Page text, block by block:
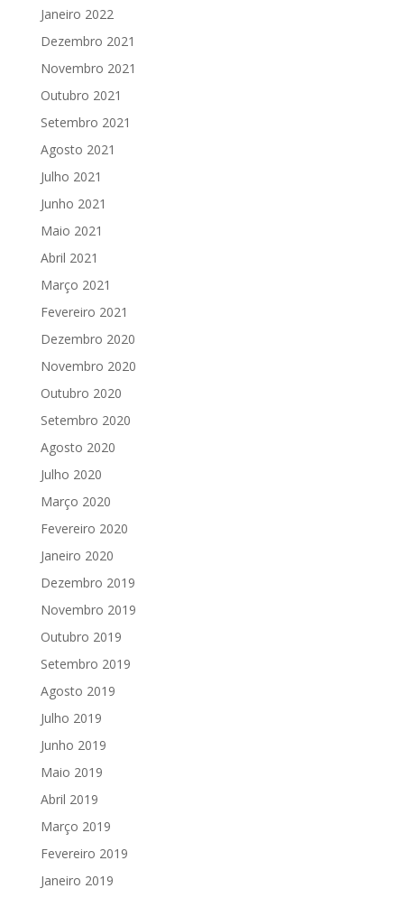
Janeiro 2022
Dezembro 2021
Novembro 2021
Outubro 2021
Setembro 2021
Agosto 2021
Julho 2021
Junho 2021
Maio 2021
Abril 2021
Março 2021
Fevereiro 2021
Dezembro 2020
Novembro 2020
Outubro 2020
Setembro 2020
Agosto 2020
Julho 2020
Março 2020
Fevereiro 2020
Janeiro 2020
Dezembro 2019
Novembro 2019
Outubro 2019
Setembro 2019
Agosto 2019
Julho 2019
Junho 2019
Maio 2019
Abril 2019
Março 2019
Fevereiro 2019
Janeiro 2019